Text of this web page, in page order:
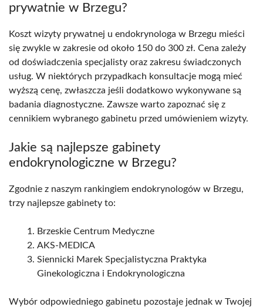
prywatnie w Brzegu?
Koszt wizyty prywatnej u endokrynologa w Brzegu mieści
się zwykle w zakresie od około 150 do 300 zł. Cena zależy
od doświadczenia specjalisty oraz zakresu świadczonych
usług. W niektórych przypadkach konsultacje mogą mieć
wyższą cenę, zwłaszcza jeśli dodatkowo wykonywane są
badania diagnostyczne. Zawsze warto zapoznać się z
cennikiem wybranego gabinetu przed umówieniem wizyty.
Jakie są najlepsze gabinety
endokrynologiczne w Brzegu?
Zgodnie z naszym rankingiem endokrynologów w Brzegu,
trzy najlepsze gabinety to:
Brzeskie Centrum Medyczne
AKS-MEDICA
Siennicki Marek Specjalistyczna Praktyka
Ginekologiczna i Endokrynologiczna
Wybór odpowiedniego gabinetu pozostaje jednak w Twojej